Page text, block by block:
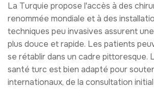
La Turquie propose l'accès à des
renommée mondiale et à des
techniques peu invasives assurent
plus douce et rapide. Les patients
se rétablir dans un cadre pittoresque.
santé turc est bien adapté pour
internationaux, de la consultation